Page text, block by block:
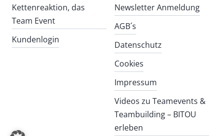
Kettenreaktion, das
Team Event
Kundenlogin
Newsletter Anmeldung
AGB´s
Datenschutz
Cookies
Impressum
Videos zu Teamevents &
Teambuilding – BITOU
erleben